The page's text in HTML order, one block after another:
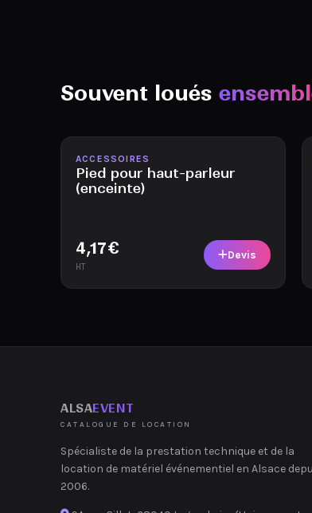
Souvent loués
Disponible
ACCESSOIRES
Pied pour haut-parleur
(enceinte)
4,17€
HT
Devis
ALSAEVENT
CATALOGUE DE LOCATION
Spécialiste de la prestation technique et de la
location de matériel événementiel en Alsace
2006.